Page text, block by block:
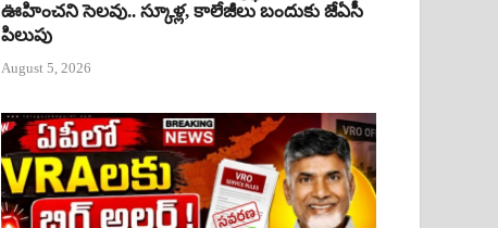
ఊహించని సెలవు.. స్కూళ్ల, కాలేజీలు బందుకు జేఏసీ
పిలుపు
August 5, 2026